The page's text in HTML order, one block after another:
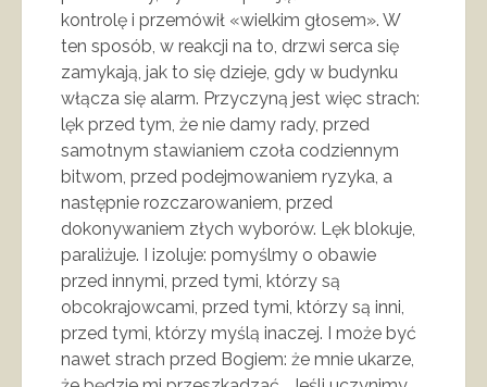
kontrolę i przemówił «wielkim głosem». W
ten sposób, w reakcji na to, drzwi serca się
zamykają, jak to się dzieje, gdy w budynku
włącza się alarm. Przyczyną jest więc strach:
lęk przed tym, że nie damy rady, przed
samotnym stawianiem czoła codziennym
bitwom, przed podejmowaniem ryzyka, a
następnie rozczarowaniem, przed
dokonywaniem złych wyborów. Lęk blokuje,
paraliżuje. I izoluje: pomyślmy o obawie
przed innymi, przed tymi, którzy są
obcokrajowcami, przed tymi, którzy są inni,
przed tymi, którzy myślą inaczej. I może być
nawet strach przed Bogiem: że mnie ukarze,